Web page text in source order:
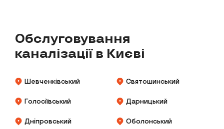
Обслуговування
каналізації в Києві
Шевченківський Святошинський
Голосіївський Дарницький
Дніпровський Оболонський